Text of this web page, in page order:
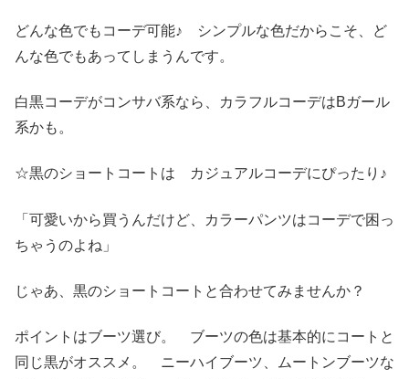
どんな色でもコーデ可能♪ シンプルな色だからこそ、ど
んな色でもあってしまうんです。
白黒コーデがコンサバ系なら、カラフルコーデはBガール
系かも。
☆黒のショートコートは カジュアルコーデにぴったり♪
「可愛いから買うんだけど、カラーパンツはコーデで困っ
ちゃうのよね」
じゃあ、黒のショートコートと合わせてみませんか？
ポイントはブーツ選び。 ブーツの色は基本的にコートと
同じ黒がオススメ。 ニーハイブーツ、ムートンブーツな